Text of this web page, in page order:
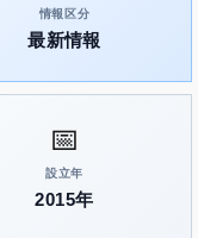
情報区分
最新情報
📅
設立年
2015年